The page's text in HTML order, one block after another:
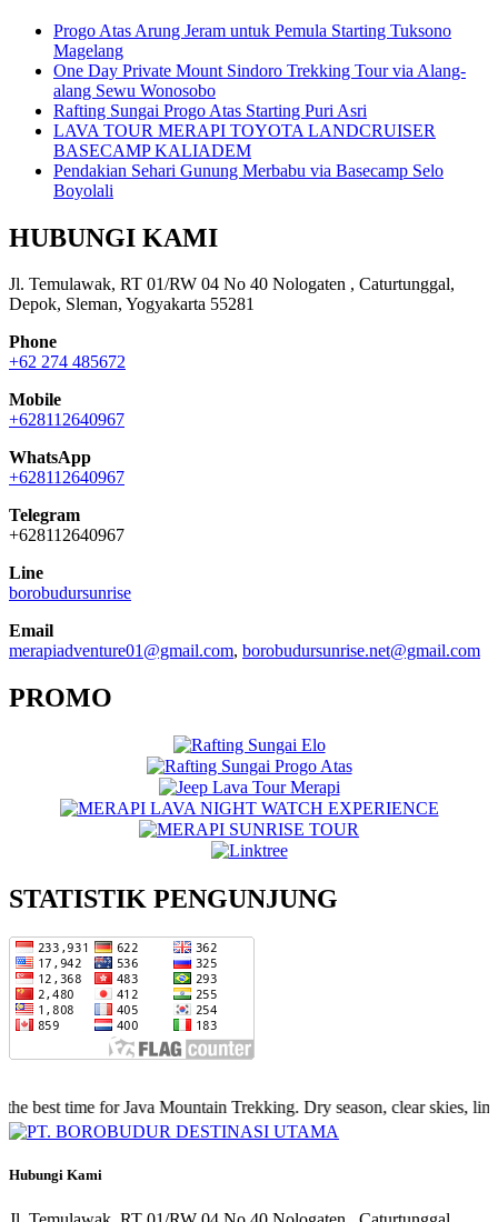
Progo Atas Arung Jeram untuk Pemula Starting Tuksono
Magelang
One Day Private Mount Sindoro Trekking Tour via Alang-
alang Sewu Wonosobo
Rafting Sungai Progo Atas Starting Puri Asri
LAVA TOUR MERAPI TOYOTA LANDCRUISER
BASECAMP KALIADEM
Pendakian Sehari Gunung Merbabu via Basecamp Selo
Boyolali
HUBUNGI KAMI
Jl. Temulawak, RT 01/RW 04 No 40 Nologaten , Caturtunggal,
Depok, Sleman, Yogyakarta 55281
Phone
+62 274 485672
Mobile
+628112640967
WhatsApp
+628112640967
Telegram
+628112640967
Line
borobudursunrise
Email
merapiadventure01@gmail.com, borobudursunrise.net@gmail.com
PROMO
STATISTIK PENGUNJUNG
time for Java Mountain Trekking. Dry season, clear skies, limited
Hubungi Kami